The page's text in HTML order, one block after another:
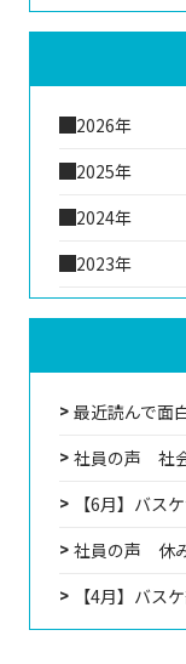
2026年
2025年
2024年
2023年
最近読んで面
社員の声 社
【6月】バ
社員の声 休
【4月】バス